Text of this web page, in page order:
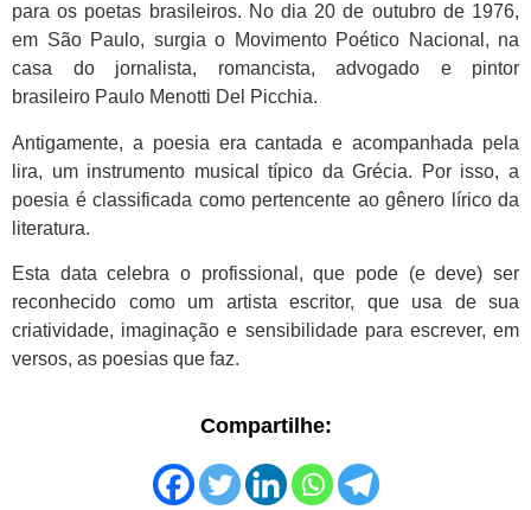
para os poetas brasileiros. No dia 20 de outubro de 1976,
em São Paulo, surgia o Movimento Poético Nacional, na
casa do jornalista, romancista, advogado e pintor
brasileiro Paulo Menotti Del Picchia.
Antigamente, a poesia era cantada e acompanhada pela
lira, um instrumento musical típico da Grécia. Por isso, a
poesia é classificada como pertencente ao gênero lírico da
literatura.
Esta data celebra o profissional, que pode (e deve) ser
reconhecido como um artista escritor, que usa de sua
criatividade, imaginação e sensibilidade para escrever, em
versos, as poesias que faz.
Compartilhe: